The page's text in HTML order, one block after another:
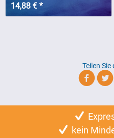
14,88 € *
Teilen Sie
kein